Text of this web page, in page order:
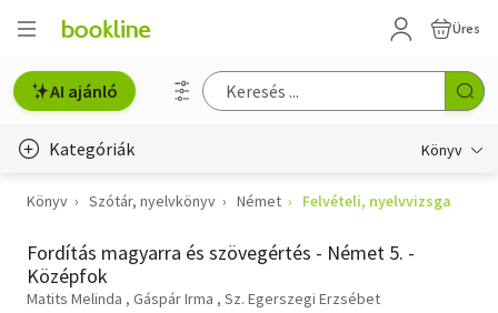
Üres
AI ajánló
Kategóriák Könyv
Életmód, egészség
Erotika
Gyermek- és ifjúsági
Könyv Szótár, nyelvkönyv Német Felvételi, nyelvvizsga
Fordítás magyarra és szövegértés - Német 5. -
Középfok
Matits Melinda Gáspár Irma Sz. Egerszegi Erzsébet